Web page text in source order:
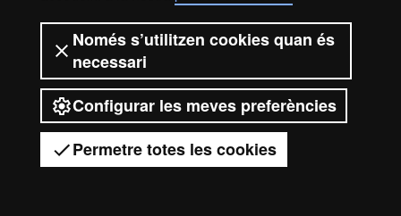
Només s’utilitzen cookies quan és
necessari
Configurar les meves preferències
Permetre totes les cookies
Tens dubtes?
Protecció de dades
Sobre el web
Accessibilitat web
Mapa del web UAB
2026 Universitat Autònoma de
Barcelona